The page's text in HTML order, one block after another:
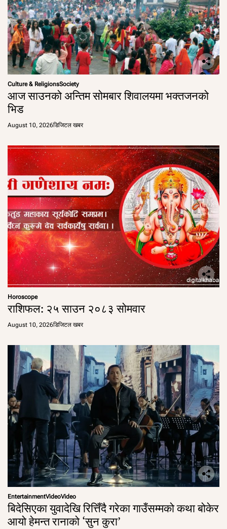
Culture & ReligionsSociety
आज साउनको अन्तिम सोमबार शिवालयमा भक्तजनको
भिड
August 10, 2026डिजिटल खबर
Horoscope
राशिफल: २५ साउन २०८३ सोमवार
August 10, 2026डिजिटल खबर
EntertainmentVideoVideo
बिदेसिएका युवादेखि रित्तिँदै गरेका गाउँसम्मको कथा बोकेर
आयो हेमन्त रानाको ‘सुन कुरा’